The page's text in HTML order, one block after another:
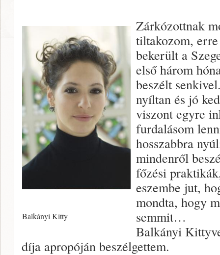
Balkányi Kitty
Zárkózottnak
tiltakozom,
bekerült a
első három
beszélt
nyíltan és jó
viszont egyre
furdalásom
hosszabbra
mindenről
főzési
eszembe jut,
mondta, hogy
semmit…
Balkányi
díja apropóján beszélgettem.